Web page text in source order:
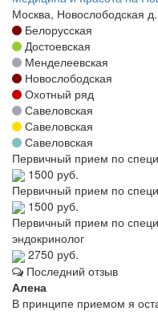
Москва, Новослободская
Белорусская
Достоевская
Менделеевская
Новослободская
Охотный ряд
Савеловская
Савеловская
Савеловская
Первичный прием по
1500 руб.
Первичный прием по
1500 руб.
Первичный прием по
эндокринолог
2750 руб.
Последний отзыв
Алена
В принципе приемом я